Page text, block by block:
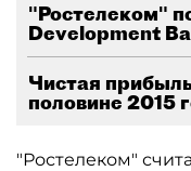
"Ростелеком"
Development
Чистая
половине 2015
"Ростелеком"